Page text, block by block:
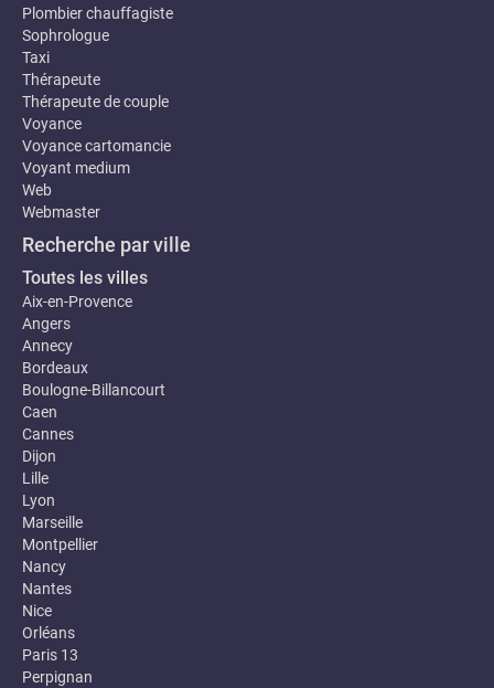
Plombier chauffagiste
Sophrologue
Taxi
Thérapeute
Thérapeute de couple
Voyance
Voyance cartomancie
Voyant medium
Web
Webmaster
Recherche par ville
Toutes les villes
Aix-en-Provence
Angers
Annecy
Bordeaux
Boulogne-Billancourt
Caen
Cannes
Dijon
Lille
Lyon
Marseille
Montpellier
Nancy
Nantes
Nice
Orléans
Paris 13
Perpignan